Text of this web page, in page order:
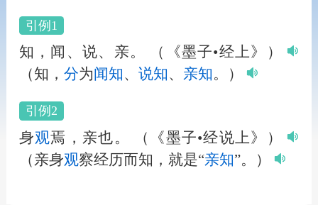
引例1
知，闻、说、亲。
（《墨子•经上》）
（知， 分为闻知、 说知、 亲知。）
引例2
身观焉，亲也。
（《墨子•经说上》）
（亲身观察经历而知，就是“亲知”。）